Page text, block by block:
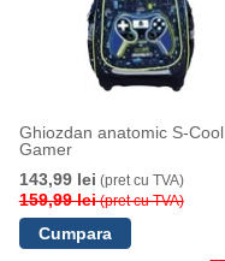
Ghiozdan anatomic S-Cool
Gamer
143,99 lei (pret cu TVA)
159,99 lei(pret cu TVA)